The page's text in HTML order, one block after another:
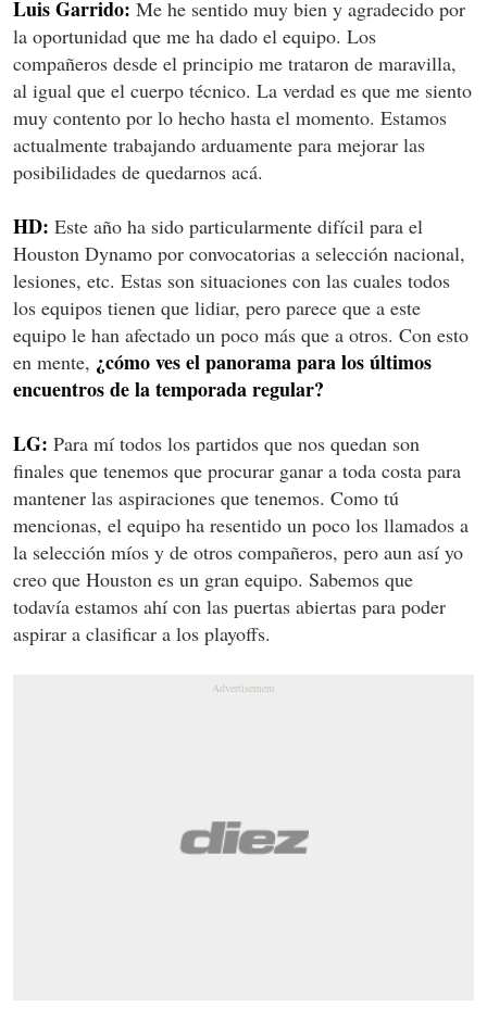
Luis Garrido: Me he sentido muy bien y agradecido por
la oportunidad que me ha dado el equipo. Los
compañeros desde el principio me trataron de maravilla,
al igual que el cuerpo técnico. La verdad es que me siento
muy contento por lo hecho hasta el momento. Estamos
actualmente trabajando arduamente para mejorar las
posibilidades de quedarnos acá.
HD: Este año ha sido particularmente difícil para el
Houston Dynamo por convocatorias a selección nacional,
lesiones, etc. Estas son situaciones con las cuales todos
los equipos tienen que lidiar, pero parece que a este
equipo le han afectado un poco más que a otros. Con esto
en mente, ¿cómo ves el panorama para los últimos
encuentros de la temporada regular?
LG: Para mí todos los partidos que nos quedan son
finales que tenemos que procurar ganar a toda costa para
mantener las aspiraciones que tenemos. Como tú
mencionas, el equipo ha resentido un poco los llamados a
la selección míos y de otros compañeros, pero aun así yo
creo que Houston es un gran equipo. Sabemos que
todavía estamos ahí con las puertas abiertas para poder
aspirar a clasificar a los playoffs.